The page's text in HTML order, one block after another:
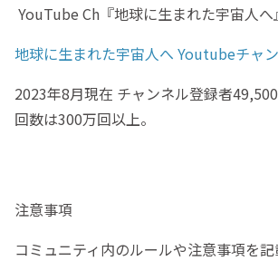
YouTube Ch『地球に生まれた宇宙人へ
地球に生まれた宇宙人へ Youtubeチャ
2023年8月現在 チャンネル登録者
回数は300万回以上。
注意事項
コミュニティ内のルールや注意事項を記